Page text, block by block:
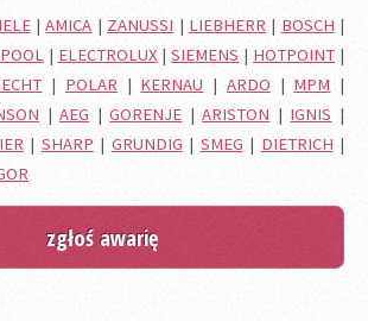
|AMICA | ZANUSSI | LIEBHERR | BOSCH |
| ELECTROLUX |SIEMENS | HOTPOINT |
| POLAR | KERNAU | ARDO | MPM |
|AEG |GORENJE |ARISTON | IGNIS |
| SHARP | GRUNDIG | SMEG | DIETRICH |
zgłoś awarię